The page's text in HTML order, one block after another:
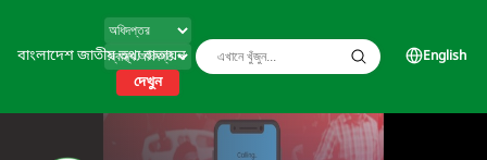
বাংলাদেশ জাতীয় তথ্য বাতায়ন
দেখুন
English